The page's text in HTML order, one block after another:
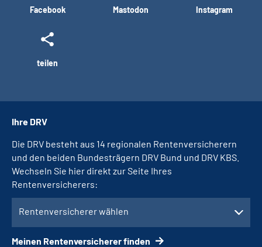
Facebook Mastodon Instagram
teilen
Ihre DRV
Die DRV besteht aus 14 regionalen Rentenversicherern
und den beiden Bundesträgern DRV Bund und DRV KBS.
Wechseln Sie hier direkt zur Seite Ihres
Rentenversicherers:
Rentenversicherer wählen
Meinen Rentenversicherer finden